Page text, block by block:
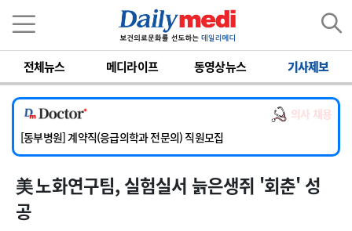
전체뉴스 메디라이프 동영상뉴스 기사제보
의사 채용
[서울아산병원] 2026년 하반기 인턴 모집
[영남대학교의료원] 마취통증의학과 임기제 임상의사 채용
[충남대학교병원] 소아청소년과(소아응급전담) 계약직 의사 공개채용
[동부병원] 계약직(응급의학과 전문의) 직원모집
[이대목동병원] 하반기 전공의(레지던트1년차) 모집
[서울아산병원] 2026년 하반기 인턴 모집
[영남대학교의료원] 마취통증의학과 임기제 임상의사 채용
美 노화연구팀, 실험실서 늙은생쥐 '회춘' 성
공